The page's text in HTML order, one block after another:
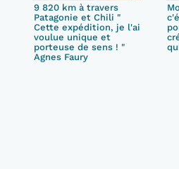
9 820 km à travers
Patagonie et Chili "
Cette expédition, je l'ai
voulue unique et
porteuse de sens ! "
Agnes Faury